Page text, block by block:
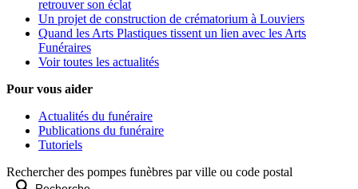
retrouver son éclat
Un projet de construction de crématorium à Louviers
Quand les Arts Plastiques tissent un lien avec les Arts
Funéraires
Voir toutes les actualités
Pour vous aider
Actualités du funéraire
Publications du funéraire
Tutoriels
Rechercher des pompes funèbres par ville ou code postal